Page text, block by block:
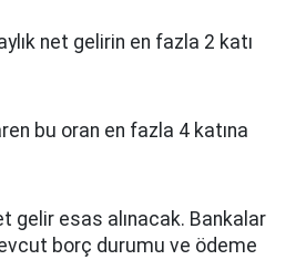
net gelirin en fazla 2 katı
bu oran en fazla 4 katına
gelir esas alınacak. Bankalar
borç durumu ve ödeme